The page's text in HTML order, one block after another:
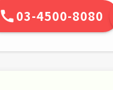
03-4500-8080